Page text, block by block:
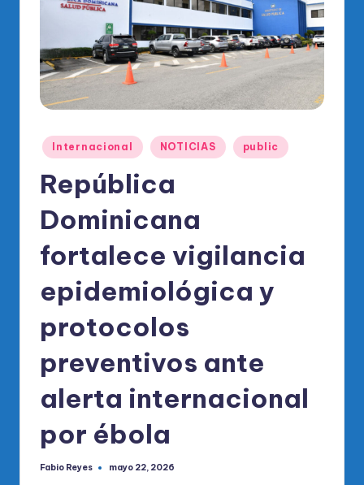
o
O
al
el
R
M
Publicado
en
Internacional NOTICIAS public
República
Dominicana
fortalece vigilancia
epidemiológica y
protocolos
preventivos ante
alerta internacional
por ébola
Publicado
Fabio Reyes mayo 22, 2026